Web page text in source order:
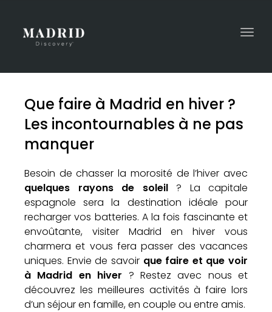
Que faire à Madrid en hiver ?
Les incontournables à ne pas
manquer
Besoin de chasser la morosité de l’hiver avec
quelques rayons de soleil? La capitale
espagnole sera la destination idéale pour
recharger vos batteries. A la fois fascinante et
envoûtante, visiter Madrid en hiver vous
charmera et vous fera passer des vacances
uniques. Envie de savoir que faire et que voir
à Madrid en hiver ? Restez avec nous et
découvrez les meilleures activités à faire lors
d’un séjour en famille, en couple ou entre amis.